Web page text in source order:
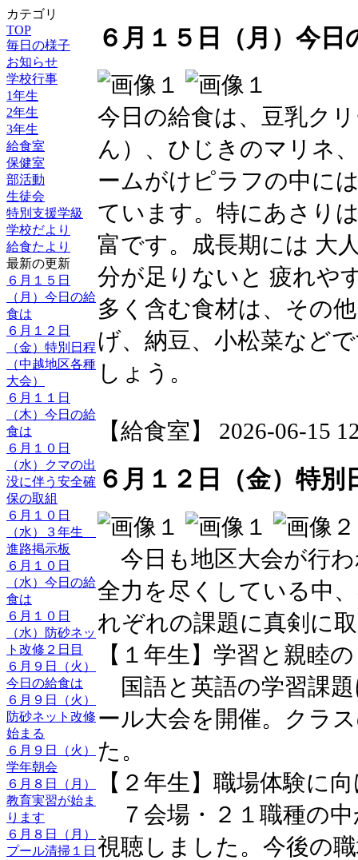
カテゴリ
TOP
毎日の様子
お知らせ
学校行事
1年生
2年生
3年生
給食室
保健室
部活動
生徒会
特別支援学級
学校だより
給食たより
最新の更新
６月１５日
（月）今日の給
食は
６月１２日
（金）特別日程
（中越地区各種
大会）
６月１１日
（木）今日の給
食は
６月１０日
（水）クマの出
没に伴う安全確
保の取組
６月１０日
（水）３年生
進路掲示板
６月１０日
（水）今日の給
食は
６月１０日
（水）防砂ネッ
ト改修２日目
６月９日（火）
今日の給食は
６月９日（火）
防砂ネット改修
始まる
６月９日（火）
学年朝会
６月８日（月）
教育実習が始ま
ります
６月８日（月）
プール清掃１日
６月１５日（月）今日
今日の給食は、豆乳ク
ん）、ひじきのマリネ
ームがけピラフの中に
ています。特にあさり
富です。成長期には 大
分が足りないと 疲れや
多く含む食材は、その
げ、納豆、小松菜など
しょう。
【給食室】 2026-06-15
６月１２日（金）特
今日も地区大会が行
全力を尽くしている中
れぞれの課題に真剣に
【１年生】学習と親睦
国語と英語の学習課
ール大会を開催。クラ
た。
【２年生】職場体験に
７会場・２１職種の
視聴しました。今後の